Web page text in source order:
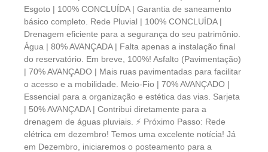
Esgoto | 100% CONCLUÍDA | Garantia de saneamento
básico completo. Rede Pluvial | 100% CONCLUÍDA |
Drenagem eficiente para a segurança do seu patrimônio.
Água | 80% AVANÇADA | Falta apenas a instalação final
do reservatório. Em breve, 100%! Asfalto (Pavimentação)
| 70% AVANÇADO | Mais ruas pavimentadas para facilitar
o acesso e a mobilidade. Meio-Fio | 70% AVANÇADO |
Essencial para a organização e estética das vias. Sarjeta
| 50% AVANÇADA | Contribui diretamente para a
drenagem de águas pluviais. ⚡ Próximo Passo: Rede
elétrica em dezembro! Temos uma excelente notícia! Já
em Dezembro, iniciaremos o posteamento para a